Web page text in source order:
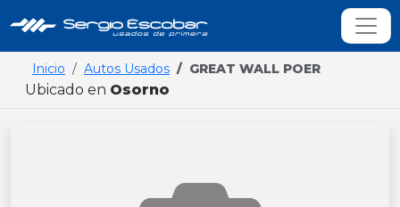
Inicio Autos Usados GREAT WALL POER
Ubicado en Osorno